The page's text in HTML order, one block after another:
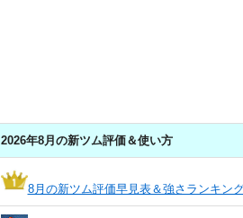
2026年8月の新ツム評価＆使い方
8月の新ツム評価早見表＆強さランキン